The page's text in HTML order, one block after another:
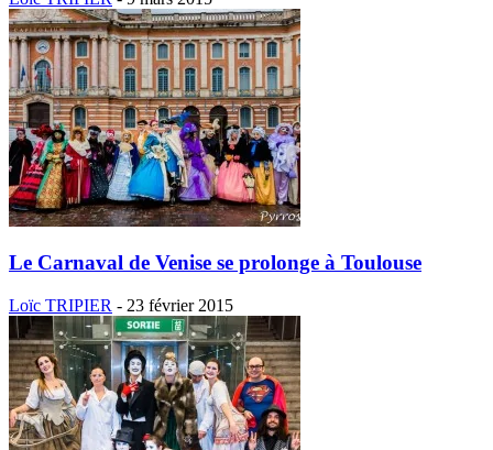
Le Carnaval de Venise se prolonge à Toulouse
Loïc TRIPIER - 23 février 2015